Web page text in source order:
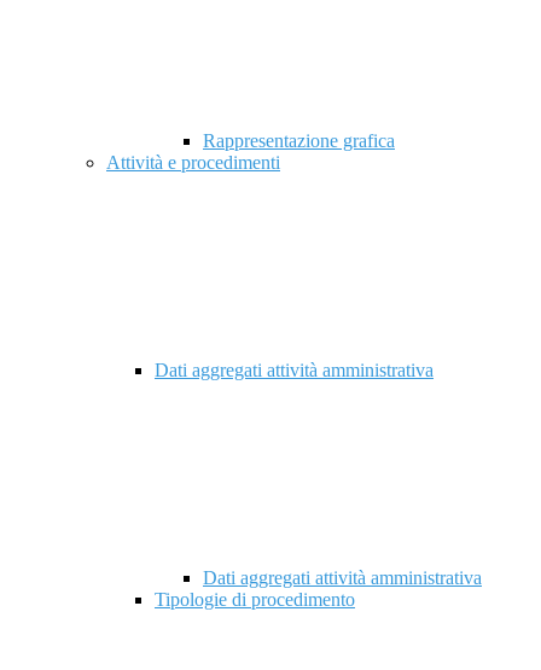
Rappresentazione grafica
Attività e procedimenti
Dati aggregati attività amministrativa
Dati aggregati attività amministrativa
Tipologie di procedimento